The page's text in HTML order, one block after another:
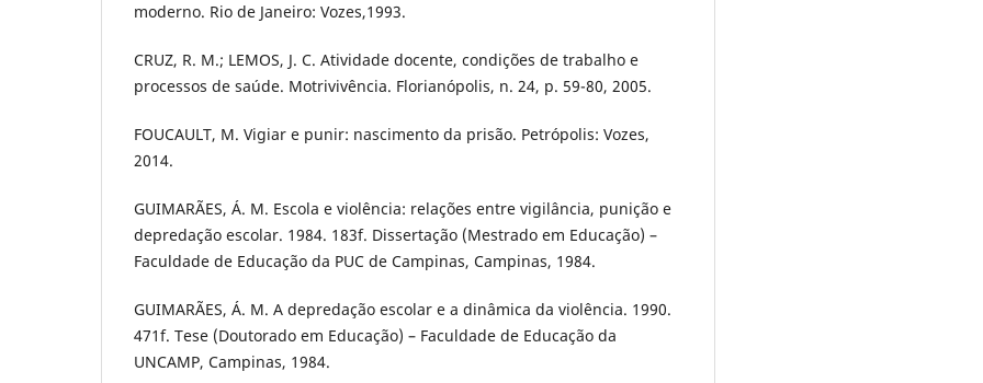
moderno. Rio de Janeiro: Vozes,1993.
CRUZ, R. M.; LEMOS, J. C. Atividade docente, condições de trabalho e
processos de saúde. Motrivivência. Florianópolis, n. 24, p. 59-80, 2005.
FOUCAULT, M. Vigiar e punir: nascimento da prisão. Petrópolis: Vozes,
2014.
GUIMARÃES, Á. M. Escola e violência: relações entre vigilância, punição e
depredação escolar. 1984. 183f. Dissertação (Mestrado em Educação) –
Faculdade de Educação da PUC de Campinas, Campinas, 1984.
GUIMARÃES, Á. M. A depredação escolar e a dinâmica da violência. 1990.
471f. Tese (Doutorado em Educação) – Faculdade de Educação da
UNCAMP, Campinas, 1984.